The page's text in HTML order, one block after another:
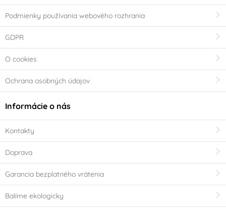
Podmienky používania webového rozhrania
GDPR
O cookies
Ochrana osobných údajov
Informácie o nás
Kontakty
Doprava
Garancia bezplatného vrátenia
Balíme ekologicky